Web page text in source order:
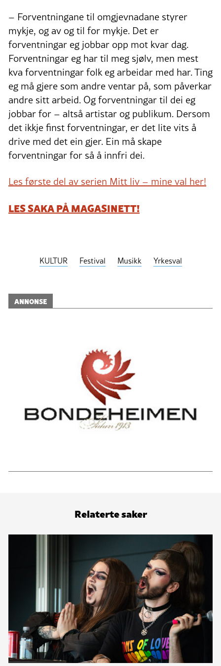
– Forventningane til omgjevnadane styrer
mykje, og av og til for mykje. Det er
forventningar eg jobbar opp mot kvar dag.
Forventningar eg har til meg sjølv, men mest
kva forventningar folk eg arbeidar med har. Ting
eg må gjere som andre ventar på, som påverkar
andre sitt arbeid. Og forventningar til dei eg
jobbar for – altså artistar og publikum. Dersom
det ikkje finst forventningar, er det lite vits å
drive med det ein gjer. Ein må skape
forventningar for så å innfri dei.
Les første del av serien Mitt liv – mine val her!
LES SAKA PÅ MAGASINETT!
KULTUR Festival Musikk Yrkesval
ANNONSE
Relaterte saker